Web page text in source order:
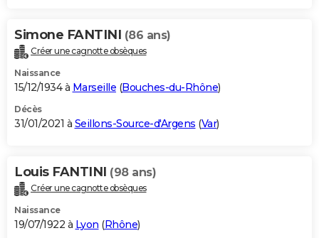
Simone FANTINI (86 ans)
Créer une cagnotte obsèques
Naissance
15/12/1934 à Marseille (Bouches-du-Rhône)
Décès
31/01/2021 à Seillons-Source-d'Argens (Var)
Louis FANTINI (98 ans)
Créer une cagnotte obsèques
Naissance
19/07/1922 à Lyon (Rhône)